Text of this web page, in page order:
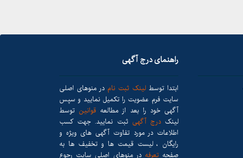
راهنمای درج آگهی
ابتدا توسط لینک ثبت نام در منوهای اصلی
سایت فرم عضویت را تکمیل نمایید و سپس
آگهی خود را بعد از مطالعه قوانین توسط
لینکدرج آگهی ثبت نمایید. جهت کسب
اطلاعات در مورد تفاوت آگهی های ویژه و
رایگان ، لیست قیمت ها و تخفیف ها به
صفحه تعرفهدر منوهای اصلی سایت رجوع